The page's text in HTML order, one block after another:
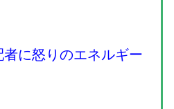
に怒りのエネルギー